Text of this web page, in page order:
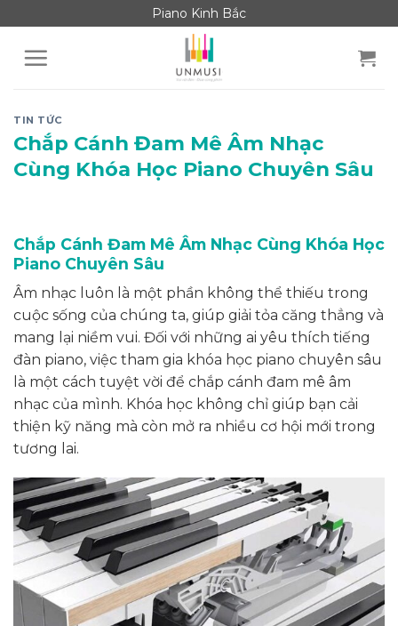
to
content
Piano Kinh Bắc
TIN TỨC
Chắp Cánh Đam Mê Âm Nhạc
Cùng Khóa Học Piano Chuyên Sâu
Chắp Cánh Đam Mê Âm Nhạc Cùng Khóa Học
Piano Chuyên Sâu
Âm nhạc luôn là một phần không thể thiếu trong
cuộc sống của chúng ta, giúp giải tỏa căng thẳng và
mang lại niềm vui. Đối với những ai yêu thích tiếng
đàn piano, việc tham gia khóa học piano chuyên sâu
là một cách tuyệt vời để chắp cánh đam mê âm
nhạc của mình. Khóa học không chỉ giúp bạn cải
thiện kỹ năng mà còn mở ra nhiều cơ hội mới trong
tương lai.